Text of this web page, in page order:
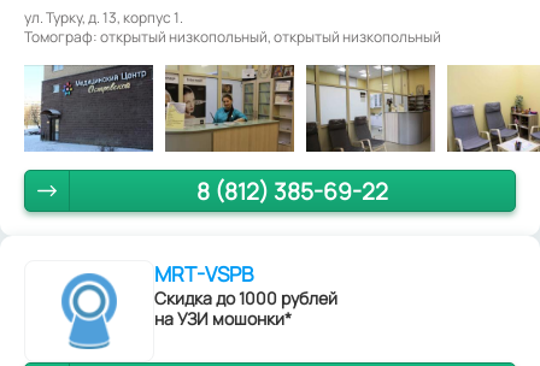
ул. Турку, д. 13, корпус 1.
Томограф: открытый низкопольный, открытый низкопольный
8 (812) 385-69-22
MRT-VSPB
Скидка до 1000 рублей
на УЗИ мошонки*